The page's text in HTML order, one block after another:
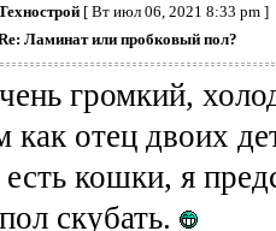
[ Вт июл 06, 2021 8:33 pm ]
Ламинат или пробковый пол?
громкий,
как отец двоих
кошки, я
скубать.